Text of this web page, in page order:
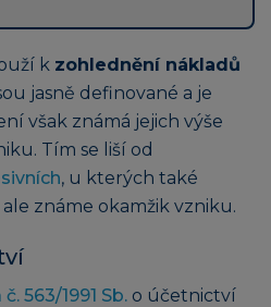
k zohlednění nákladů
jasně definované a je
však známá jejich výše
Tím se liší od
, u kterých také
známe okamžik vzniku.
563/1991 Sb. o účetnictví